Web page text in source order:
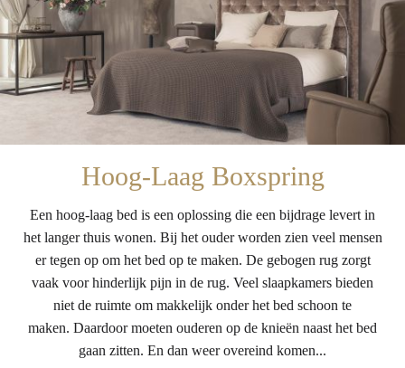
Hoog-Laag Boxspring
Een hoog-laag bed is een oplossing die een bijdrage levert in
het langer thuis wonen. Bij het ouder worden zien veel mensen
er tegen op om het bed op te maken. De gebogen rug zorgt
vaak voor hinderlijk pijn in de rug. Veel slaapkamers bieden
niet de ruimte om makkelijk onder het bed schoon te
maken. Daardoor moeten ouderen op de knieën naast het bed
gaan zitten. En dan weer overeind komen...